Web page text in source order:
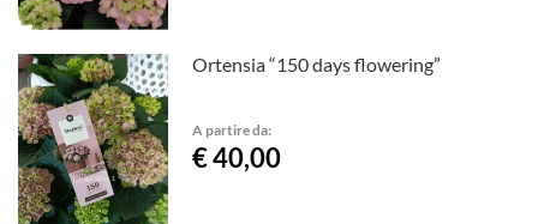
Ortensia “150 days flowering”
A partire da:
€ 40,00